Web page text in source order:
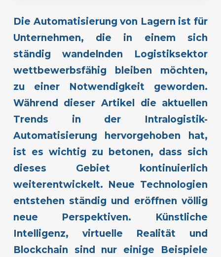
Die Automatisierung von Lagern ist für
Unternehmen, die in einem sich
ständig wandelnden Logistiksektor
wettbewerbsfähig bleiben möchten,
zu einer Notwendigkeit geworden.
Während dieser Artikel die aktuellen
Trends in der Intralogistik-
Automatisierung hervorgehoben hat,
ist es wichtig zu betonen, dass sich
dieses Gebiet kontinuierlich
weiterentwickelt. Neue Technologien
entstehen ständig und eröffnen völlig
neue Perspektiven. Künstliche
Intelligenz, virtuelle Realität und
Blockchain sind nur einige Beispiele